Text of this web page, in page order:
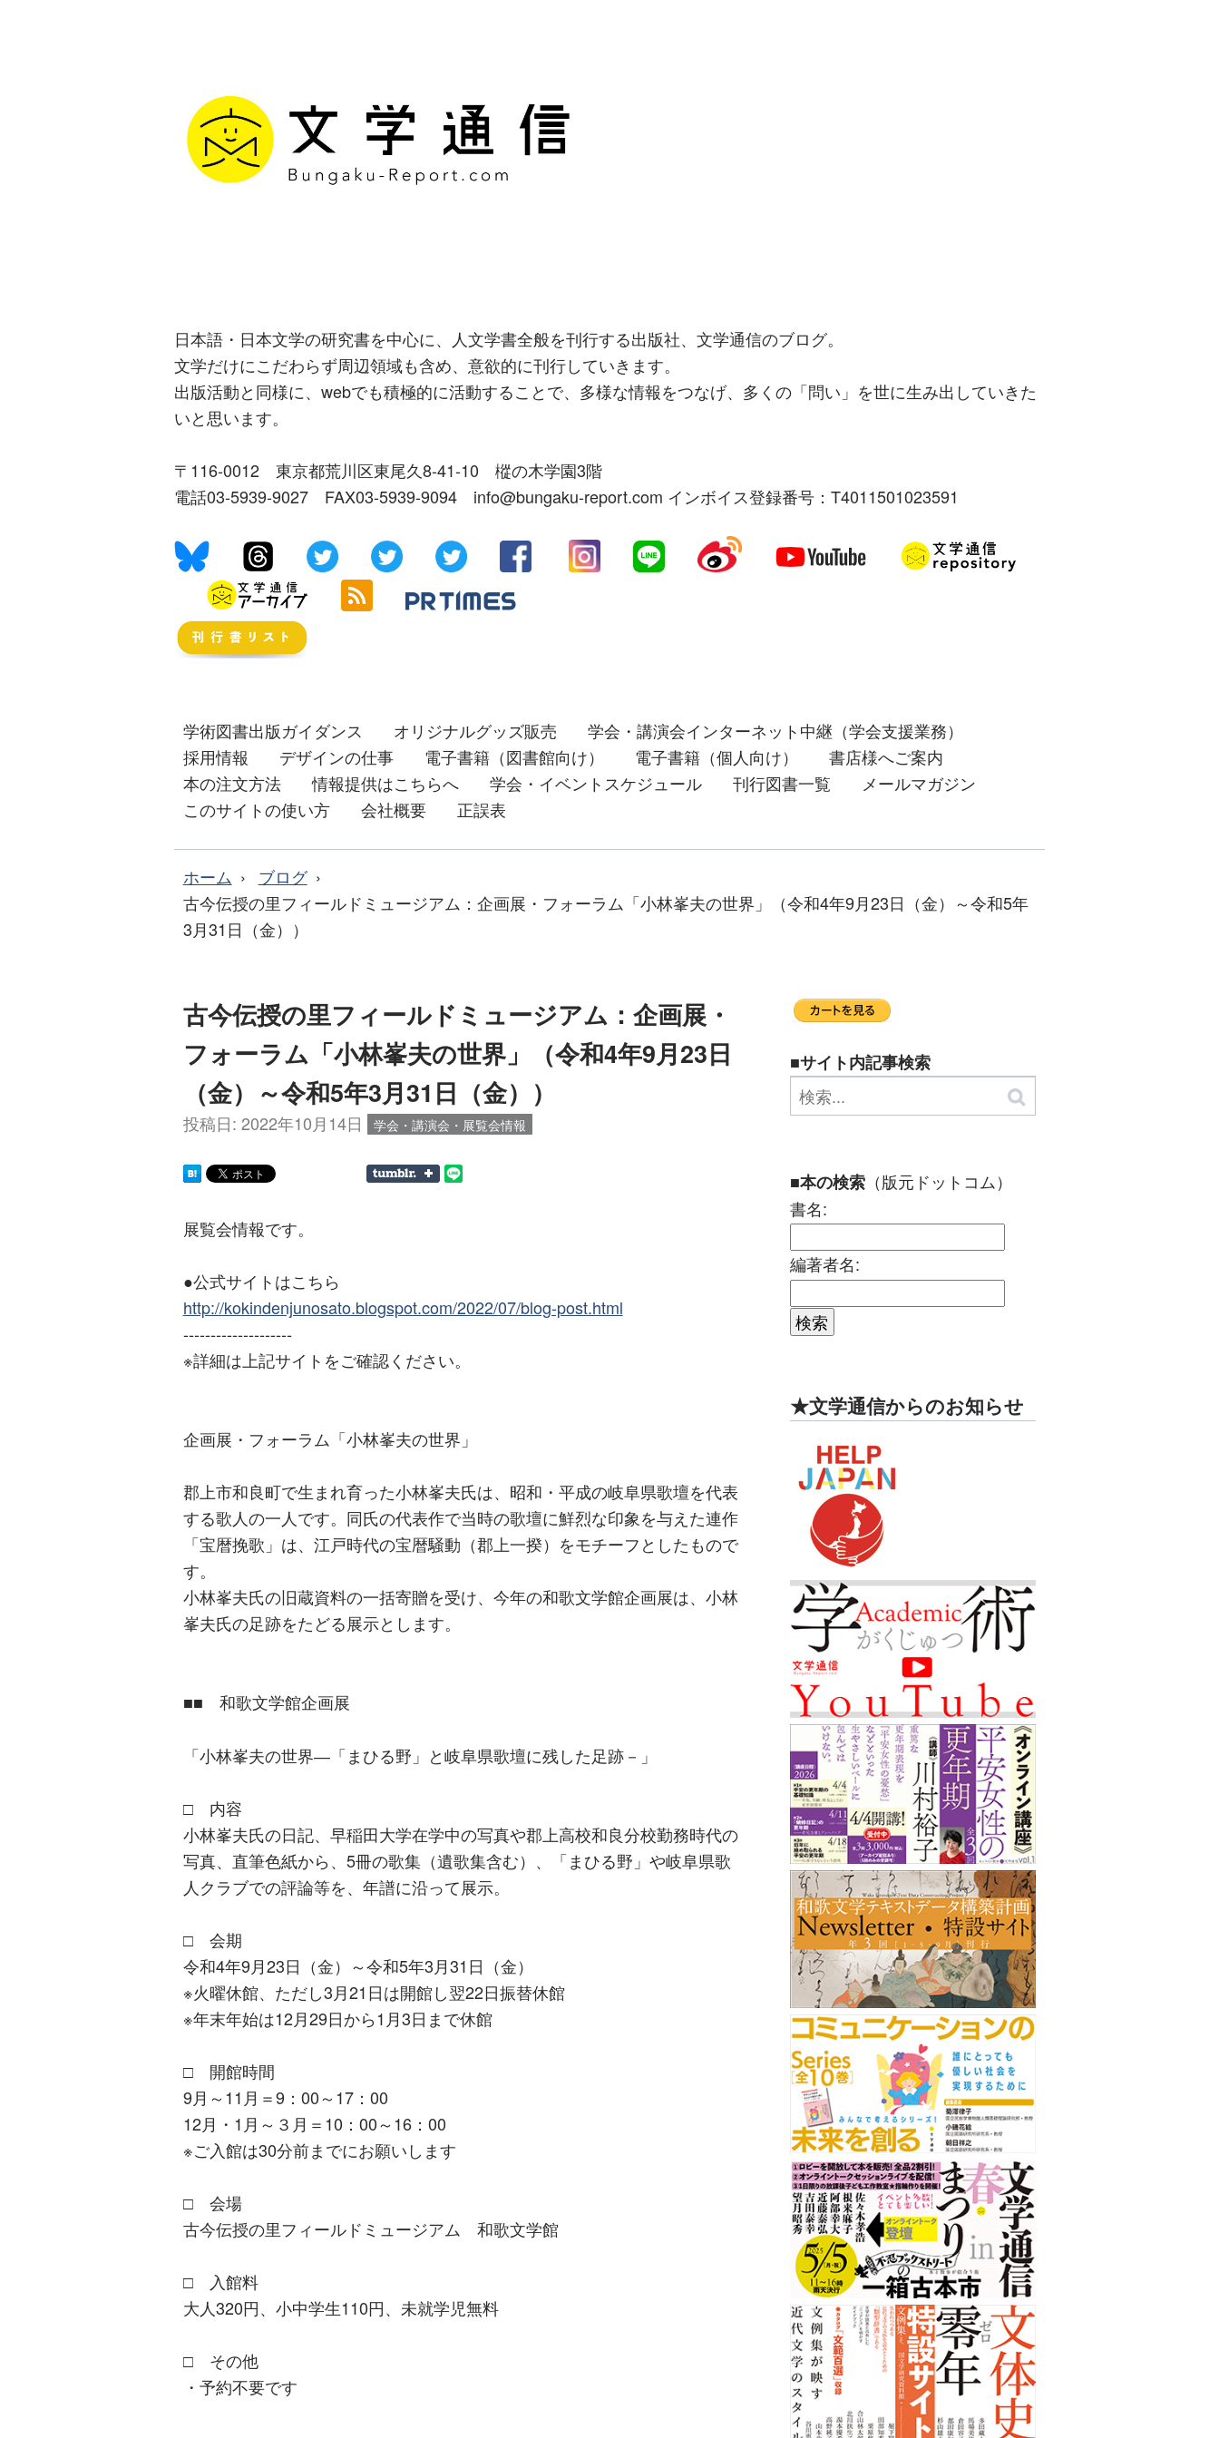
日本語・日本文学の研究書を中心に、人文学書全般を刊行する出版社、文学通信のブログ。
文学だけにこだわらず周辺領域も含め、意欲的に刊行していきます。
出版活動と同様に、webでも積極的に活動することで、多様な情報をつなげ、多くの「問い」を世に生み出していきた
いと思います。
〒116-0012 東京都荒川区東尾久8-41-10 樅の木学園3階
電話03-5939-9027 FAX03-5939-9094 info@bungaku-report.com インボイス登録番号：T4011501023591
学術図書出版ガイダンス オリジナルグッズ販売
学会・講演会インターネット中継（学会支援業務）
採用情報
デザインの仕事 電子書籍（図書館向け） 電子書籍（個人向け）
書店様へご案内
本の注文方法
情報提供はこちらへ 学会・イベントスケジュール 刊行図書一覧
メールマガジン
このサイトの使い方
会社概要 正誤表
ホーム
ブログ
古今伝授の里フィールドミュージアム：企画展・フォーラム「小林峯夫の世界」（令和4年9月23日（金）～令和5年
3月31日（金））
古今伝授の里フィールドミュージアム：企画展・
フォーラム「小林峯夫の世界」（令和4年9月23日
（金）～令和5年3月31日（金））
投稿日: 2022年10月14日 学会・講演会・展覧会情報
展覧会情報です。
●公式サイトはこちら
http://kokindenjunosato.blogspot.com/2022/07/blog-post.html
--------------------
※詳細は上記サイトをご確認ください。
企画展・フォーラム「小林峯夫の世界」
郡上市和良町で生まれ育った小林峯夫氏は、昭和・平成の岐阜県歌壇を代表
する歌人の一人です。同氏の代表作で当時の歌壇に鮮烈な印象を与えた連作
「宝暦挽歌」は、江戸時代の宝暦騒動（郡上一揆）をモチーフとしたもので
す。
小林峯夫氏の旧蔵資料の一括寄贈を受け、今年の和歌文学館企画展は、小林
峯夫氏の足跡をたどる展示とします。
■■ 和歌文学館企画展
「小林峯夫の世界―「まひる野」と岐阜県歌壇に残した足跡－」
□ 内容
小林峯夫氏の日記、早稲田大学在学中の写真や郡上高校和良分校勤務時代の
写真、直筆色紙から、5冊の歌集（遺歌集含む）、「まひる野」や岐阜県歌
人クラブでの評論等を、年譜に沿って展示。
□ 会期
令和4年9月23日（金）～令和5年3月31日（金）
※火曜休館、ただし3月21日は開館し翌22日振替休館
※年末年始は12月29日から1月3日まで休館
□ 開館時間
9月～11月＝9：00～17：00
12月・1月～３月＝10：00～16：00
※ご入館は30分前までにお願いします
□ 会場
古今伝授の里フィールドミュージアム 和歌文学館
□ 入館料
大人320円、小中学生110円、未就学児無料
□ その他
・予約不要です
■サイト内記事検索
■本の検索（版元ドットコム）
書名:
編著者名:
★文学通信からのお知らせ